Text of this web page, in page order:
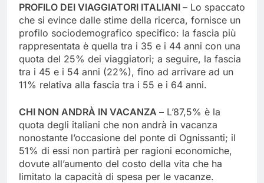
PROFILO DEI VIAGGIATORI ITALIANI – Lo spaccato
che si evince dalle stime della ricerca, fornisce un
profilo sociodemografico specifico: la fascia più
rappresentata è quella tra i 35 e i 44 anni con una
quota del 25% dei viaggiatori; a seguire, la fascia
tra i 45 e i 54 anni (22%), fino ad arrivare ad un
11% relativa alla fascia tra i 55 e i 64 anni.
CHI NON ANDRÀ IN VACANZA – L’87,5% è la
quota degli italiani che non andrà in vacanza
nonostante l’occasione del ponte di Ognissanti; il
51% di essi non partirà per ragioni economiche,
dovute all’aumento del costo della vita che ha
limitato la capacità di spesa per le vacanze.